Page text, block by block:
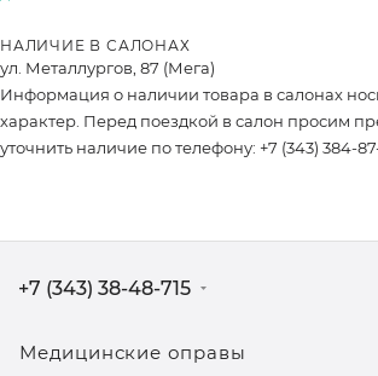
НАЛИЧИЕ В САЛОНАХ
ул. Металлургов, 87 (Мега)
Информация о наличии товара в салонах
характер. Перед поездкой в салон просим
уточнить наличие по телефону: +7 (343) 384-87-
Медицинские оправы
+7 (343) 38-48-715